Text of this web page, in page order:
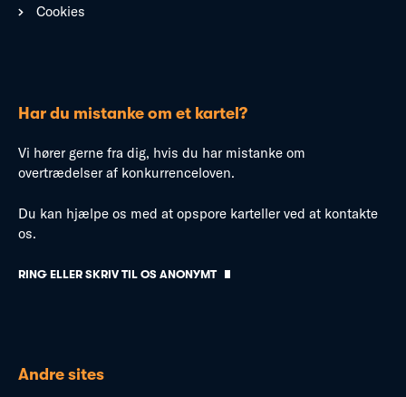
Cookies
Har du mistanke om et kartel?
Vi hører gerne fra dig, hvis du har mistanke om
overtrædelser af konkurrenceloven.
Du kan hjælpe os med at opspore karteller ved at kontakte
os.
RING ELLER SKRIV TIL OS ANONYMT
Andre sites